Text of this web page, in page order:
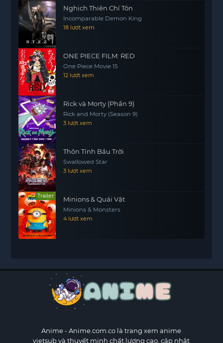
Nghịch Thiên Chí Tôn
Incomparable Demon King
18 lượt xem
ONE PIECE FILM: RED
One Piece Movie 15
12 lượt xem
Rick và Morty (Phần 9)
Rick and Morty (Season 9)
3 lượt xem
Thôn Tính Bầu Trời
Swallowed Star
3 lượt xem
Trailer Minions & Quái Vật
Minions & Monsters
4 lượt xem
Anime- Anime.com.co là trang xem anime
vietsub và thuyết minh chất lượng cao, cập nhật